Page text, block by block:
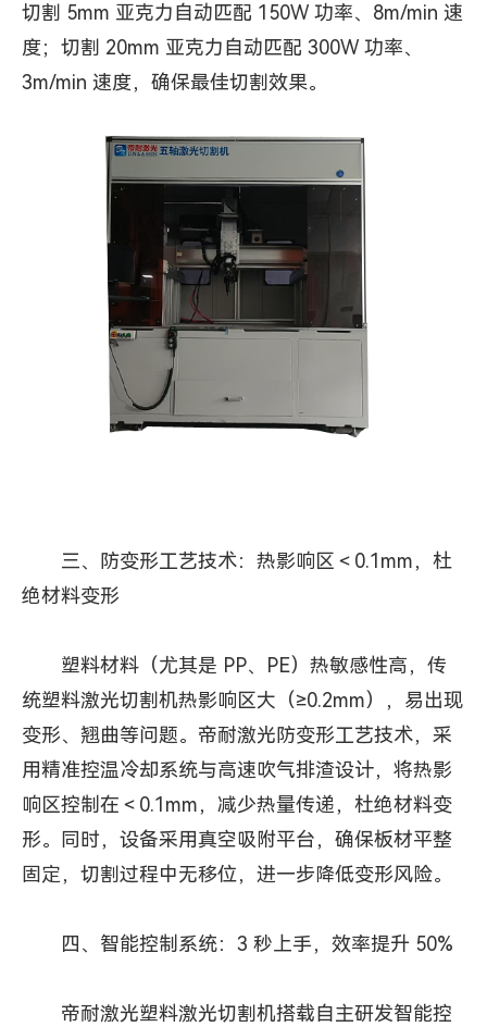
切割 5mm 亚克力自动匹配 150W 功率、8m/min 速
度；切割 20mm 亚克力自动匹配 300W 功率、
3m/min 速度，确保最佳切割效果。
三、防变形工艺技术：热影响区＜0.1mm，杜
绝材料变形
塑料材料（尤其是 PP、PE）热敏感性高，传
统塑料激光切割机热影响区大（≥0.2mm），易出现
变形、翘曲等问题。帝耐激光防变形工艺技术，采
用精准控温冷却系统与高速吹气排渣设计，将热影
响区控制在＜0.1mm，减少热量传递，杜绝材料变
形。同时，设备采用真空吸附平台，确保板材平整
固定，切割过程中无移位，进一步降低变形风险。
四、智能控制系统：3 秒上手，效率提升 50%
帝耐激光塑料激光切割机搭载自主研发智能控